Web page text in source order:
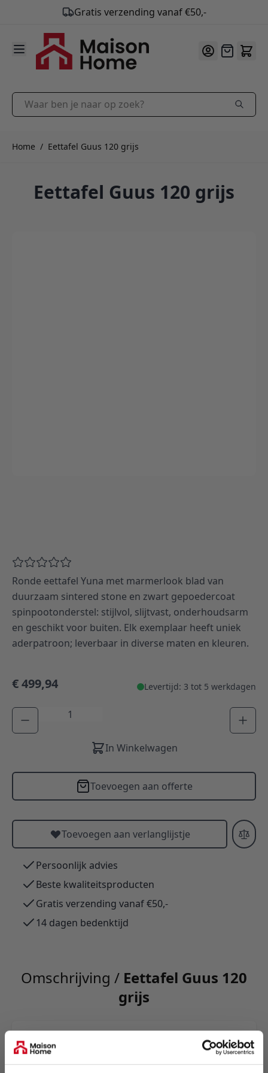
9.9/10
Ga naar de inhoud
Offerte
Waar ben je naar op zoek?
Home / Eettafel Guus 120 grijs
Eettafel Guus 120 grijs
Ronde eettafel Yuna met marmerlook blad van
duurzaam sintered stone en zwart gepoedercoat
spinpootonderstel: stijlvol, slijtvast, onderhoudsarm
en geschikt voor buiten. Elk exemplaar heeft uniek
aderpatroon; leverbaar in diverse maten en kleuren.
€ 499,94 Levertijd: 3 tot 5 werkdagen
Aantal
In Winkelwagen
Toevoegen aan offerte
Toevoegen aan verlanglijstje
Persoonlijk advies
Beste kwaliteitsproducten
Gratis verzending vanaf €50,-
14 dagen bedenktijd
Omschrijving / Eettafel Guus 120
grijs
Ronde eettafel Yuna met marmerlook blad van
duurzaam sintered stone en zwart gepoedercoat
spinpootonderstel: stijlvol, slijtvast,